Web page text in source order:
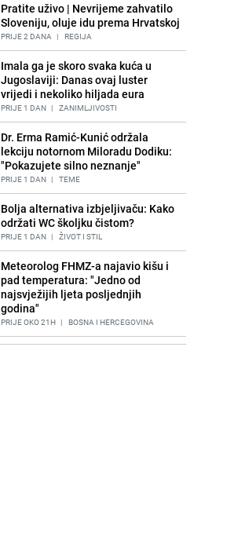
Pratite uživo | Nevrijeme zahvatilo
Sloveniju, oluje idu prema Hrvatskoj
PRIJE 2 DANA | REGIJA
Imala ga je skoro svaka kuća u
Jugoslaviji: Danas ovaj luster
vrijedi i nekoliko hiljada eura
PRIJE 1 DAN | ZANIMLJIVOSTI
Dr. Erma Ramić-Kunić održala
lekciju notornom Miloradu Dodiku:
"Pokazujete silno neznanje"
PRIJE 1 DAN | TEME
Bolja alternativa izbjeljivaču: Kako
održati WC školjku čistom?
PRIJE 1 DAN | ŽIVOT I STIL
Meteorolog FHMZ-a najavio kišu i
pad temperatura: "Jedno od
najsvježijih ljeta posljednjih
godina"
PRIJE OKO 21H | BOSNA I HERCEGOVINA